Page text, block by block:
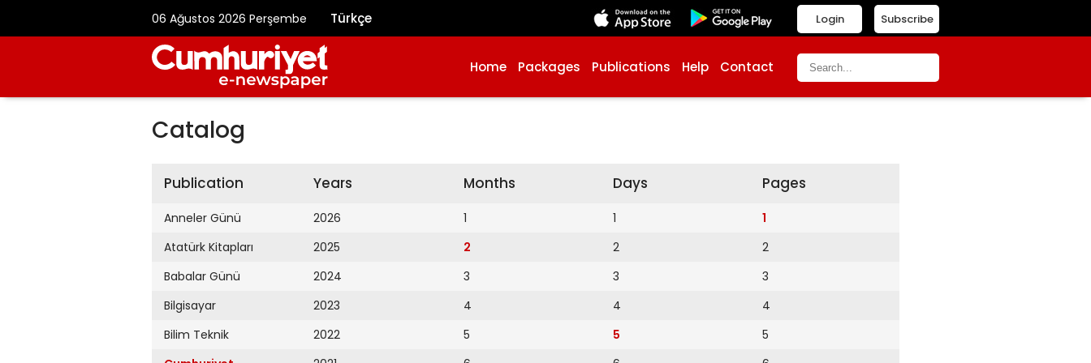
06 Ağustos 2026 Perşembe Türkçe Subscribe
Login
Home Packages Publications Help Contact
Catalog
Publication
Anneler Günü
Atatürk Kitapları
Babalar Günü
Bilgisayar
Bilim Teknik
Years
2026
2025
2024
2023
2022
Months
1
2
3
4
5
Days
1
2
3
4
5
Pages
1
2
3
4
5